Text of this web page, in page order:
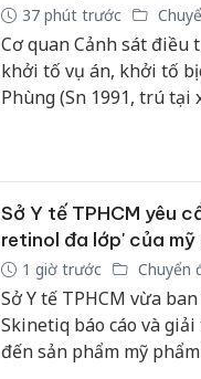
37 phút trước
Cơ quan Cảnh sát điều
khởi tố vụ án, khởi tố
Phùng (Sn 1991, trú tại
Sở Y tế TPHCM yêu
retinol đa lớp' của mỹ
1 giờ trước Chuyển
Sở Y tế TPHCM vừa
Skinetiq báo cáo và
đến sản phẩm mỹ